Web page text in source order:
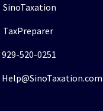
SinoTaxation
TaxPreparer
929-520-0251
Help@SinoTaxation.com